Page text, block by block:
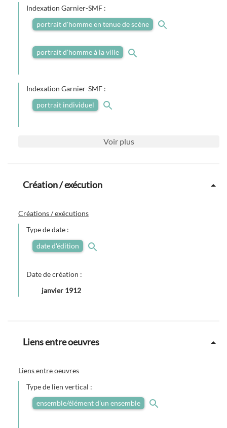
Indexation Garnier-SMF :
portrait d'homme en tenue de scène
portrait d'homme à la ville
Indexation Garnier-SMF :
portrait individuel
Voir plus
Création / exécution
Créations / exécutions
Type de date :
date d'édition
Date de création :
janvier 1912
Liens entre oeuvres
Liens entre oeuvres
Type de lien vertical :
ensemble/élément d’un ensemble